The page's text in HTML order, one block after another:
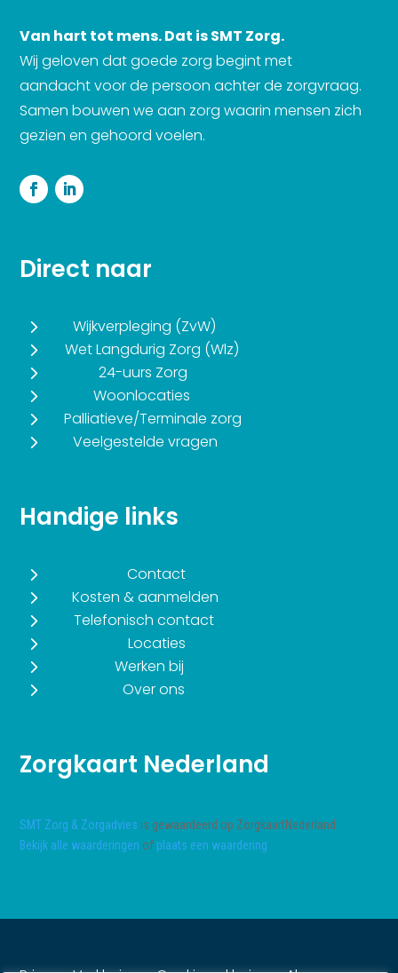
Van hart tot mens. Dat is SMT Zorg.
Wij geloven dat goede zorg begint met
aandacht voor de persoon achter de zorgvraag.
Samen bouwen we aan zorg waarin mensen zich
gezien en gehoord voelen.
Direct naar
5 Wijkverpleging (ZvW)
5 Wet Langdurig Zorg (Wlz)
5 24-uurs Zorg
5 Woonlocaties
5 Palliatieve/Terminale zorg
5 Veelgestelde vragen
Handige links
5 Contact
5 Kosten & aanmelden
5 Telefonisch contact
5 Locaties
5 Werken bij
5 Over ons
Zorgkaart Nederland
SMT Zorg & Zorgadvies is gewaardeerd op ZorgkaartNederland.
Bekijk alle waarderingen of plaats een waardering